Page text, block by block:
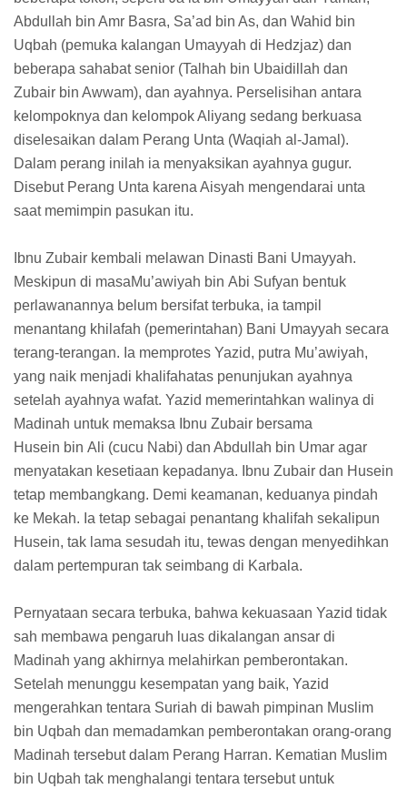
Abdullah bin Amr Basra, Sa’ad bin As, dan Wahid bin
Uqbah (pemuka kalangan Umayyah di Hedzjaz) dan
beberapa sahabat senior (Talhah bin Ubaidillah dan
Zubair bin Awwam), dan ayahnya. Perselisihan antara
kelompoknya dan kelompok Aliyang sedang berkuasa
diselesaikan dalam Perang Unta (Waqiah al-Jamal).
Dalam perang inilah ia menyaksikan ayahnya gugur.
Disebut Perang Unta karena Aisyah mengendarai unta
saat memimpin pasukan itu.
Ibnu Zubair kembali melawan Dinasti Bani Umayyah.
Meskipun di masaMu’awiyah bin Abi Sufyan bentuk
perlawanannya belum bersifat terbuka, ia tampil
menantang khilafah (pemerintahan) Bani Umayyah secara
terang-terangan. Ia memprotes Yazid, putra Mu’awiyah,
yang naik menjadi khalifahatas penunjukan ayahnya
setelah ayahnya wafat. Yazid memerintahkan walinya di
Madinah untuk memaksa Ibnu Zubair bersama
Husein bin Ali (cucu Nabi) dan Abdullah bin Umar agar
menyatakan kesetiaan kepadanya. Ibnu Zubair dan Husein
tetap membangkang. Demi keamanan, keduanya pindah
ke Mekah. Ia tetap sebagai penantang khalifah sekalipun
Husein, tak lama sesudah itu, tewas dengan menyedihkan
dalam pertempuran tak seimbang di Karbala.
Pernyataan secara terbuka, bahwa kekuasaan Yazid tidak
sah membawa pengaruh luas dikalangan ansar di
Madinah yang akhirnya melahirkan pemberontakan.
Setelah menunggu kesempatan yang baik, Yazid
mengerahkan tentara Suriah di bawah pimpinan Muslim
bin Uqbah dan memadamkan pemberontakan orang-orang
Madinah tersebut dalam Perang Harran. Kematian Muslim
bin Uqbah tak menghalangi tentara tersebut untuk